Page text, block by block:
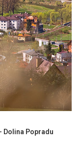
Dolina Popradu